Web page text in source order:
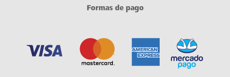
Formas de pago